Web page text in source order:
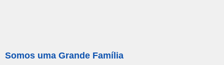
Somos uma Grande Família